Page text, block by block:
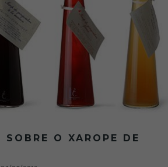
SOBRE O XAROPE DE